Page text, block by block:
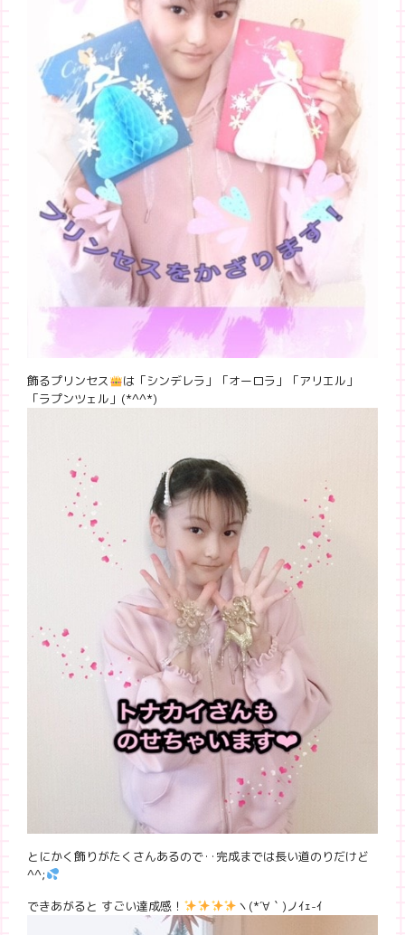
飾るプリンセス
は「シンデレラ」「オーロラ」「アリエル」
「ラプンツェル」(*^^*)
とにかく飾りがたくさんあるので‥完成までは長い道のりだけど
^^;
できあがると すごい達成感！
ヽ(*´∀｀)ノｲｪ-ｲ